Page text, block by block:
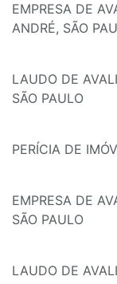
EMPRESA DE
ANDRÉ, SÃO
LAUDO DE
SÃO PAULO
PERÍCIA DE
EMPRESA DE
SÃO PAULO
LAUDO DE